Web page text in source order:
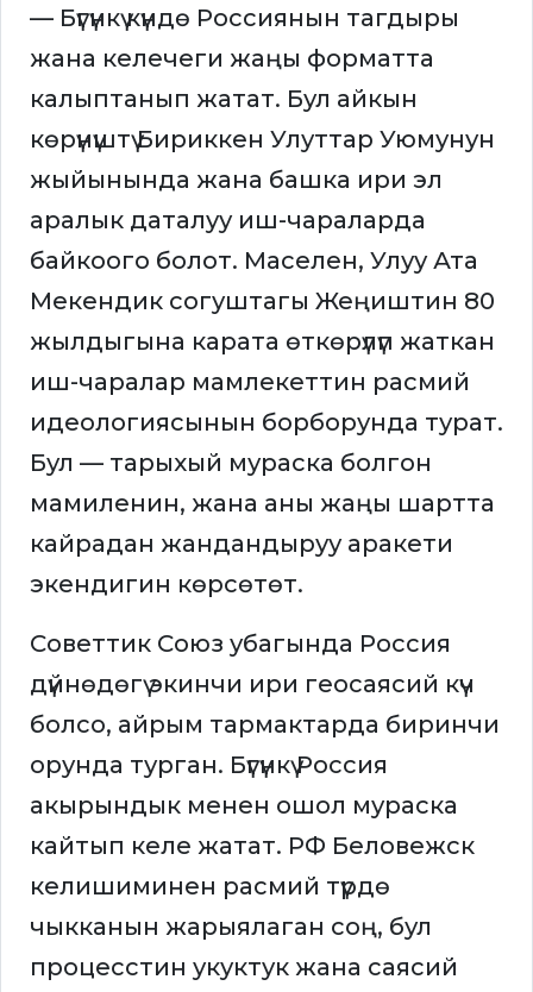
— Бүгүнкү күндө Россиянын тагдыры
жана келечеги жаңы форматта
калыптанып жатат. Бул айкын
көрүнүштү Бириккен Улуттар Уюмунун
жыйынында жана башка ири эл
аралык даталуу иш-чараларда
байкоого болот. Маселен, Улуу Ата
Мекендик согуштагы Жеңиштин 80
жылдыгына карата өткөрүлүп жаткан
иш-чаралар мамлекеттин расмий
идеологиясынын борборунда турат.
Бул — тарыхый мураска болгон
мамиленин, жана аны жаңы шартта
кайрадан жандандыруу аракети
экендигин көрсөтөт.
Советтик Союз убагында Россия
дүйнөдөгү экинчи ири геосаясий күч
болсо, айрым тармактарда биринчи
орунда турган. Бүгүнкү Россия
акырындык менен ошол мураска
кайтып келе жатат. РФ Беловежск
келишиминен расмий түрдө
чыкканын жарыялаган соң, бул
процесстин укуктук жана саясий